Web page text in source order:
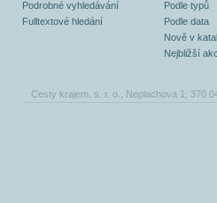
Podrobné vyhledávání
Fulltextové hledání
Podle typů
Podle data
Nově v
Nejbližší
Cesty krajem, s. r. o., Neplachova 1, 370